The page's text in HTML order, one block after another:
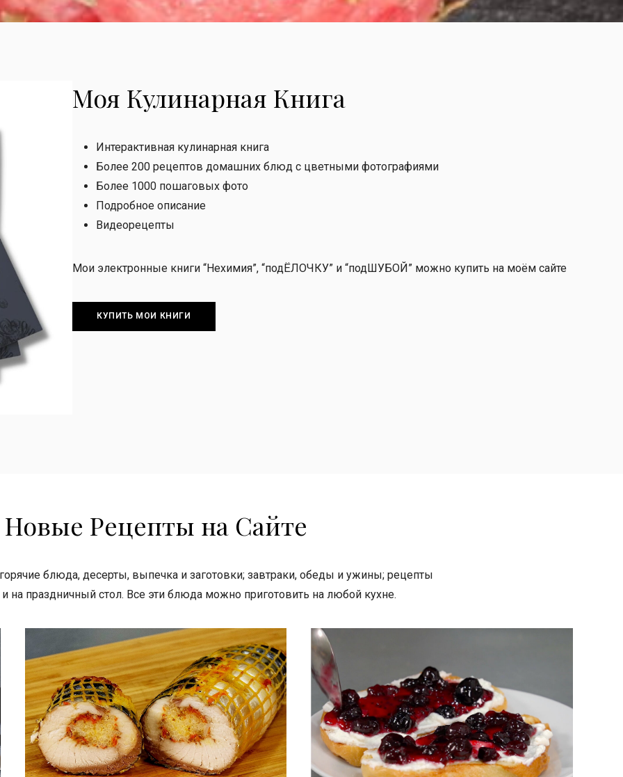
Моя Кулинарная Книга
Интерактивная кулинарная книга
Более 200 рецептов домашних блюд с цветными фотографиями
Более 1000 пошаговых фото
Подробное описание
Видеорецепты
Мои электронные книги “Нехимия”, “подЁЛОЧКУ” и “подШУБОЙ” можно купить на моём сайте
КУПИТЬ МОИ КНИГИ
Новые Рецепты на Сайте
блюда, десерты, выпечка и заготовки; завтраки, обеды и ужины; рецепты
на праздничный стол. Все эти блюда можно приготовить на любой кухне.